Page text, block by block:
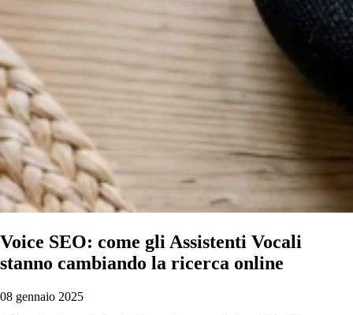
Voice SEO: come gli Assistenti Vocali
stanno cambiando la ricerca online
08 gennaio 2025